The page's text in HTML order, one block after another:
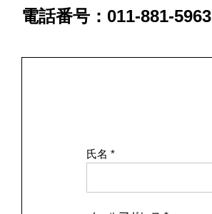
電話番号：011-881-5963
氏名